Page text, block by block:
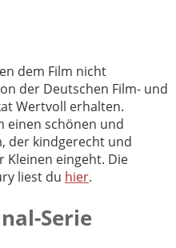
dem Film nicht
der Deutschen Film- und
Wertvoll erhalten.
einen schönen und
der kindgerecht und
Kleinen eingeht. Die
liest du hier.
Serie